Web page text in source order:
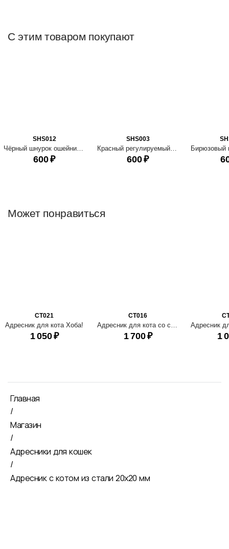
С этим товаром покупают
SHS012
Чёрный шнурок ошейник для ношения адресника
600₽
SHS003
Красный регулируемый шнурок ошейник для ношения собачьего адресника
600₽
Может понравиться
CT021
Адресник для кота Хоба!
1 050₽
CT016
Адресник для кота со скелетом рыбки
1 700₽ 1
Главная
/
Магазин
/
Адресники для кошек
/
Адресник с котом из стали 20х20 мм